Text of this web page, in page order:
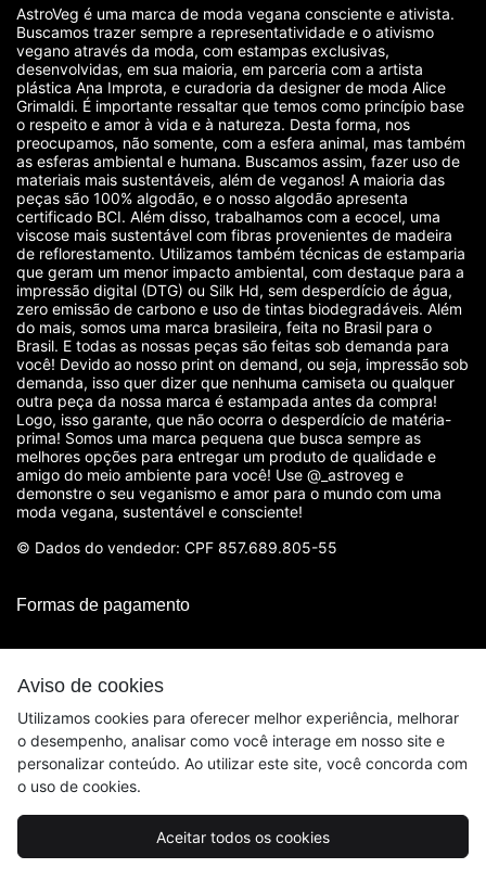
Aviso de cookies
Utilizamos cookies para oferecer melhor experiência, melhorar
o desempenho, analisar como você interage em nosso site e
personalizar conteúdo. Ao utilizar este site, você concorda com
o uso de cookies.
Aceitar todos os cookies
AstroVeg é uma marca de moda vegana consciente e ativista.
Buscamos trazer sempre a representatividade e o ativismo
vegano através da moda, com estampas exclusivas,
desenvolvidas, em sua maioria, em parceria com a artista
plástica Ana Improta, e curadoria da designer de moda Alice
Grimaldi. É importante ressaltar que temos como princípio base
o respeito e amor à vida e à natureza. Desta forma, nos
preocupamos, não somente, com a esfera animal, mas também
as esferas ambiental e humana. Buscamos assim, fazer uso de
materiais mais sustentáveis, além de veganos! A maioria das
peças são 100% algodão, e o nosso algodão apresenta
certificado BCI. Além disso, trabalhamos com a ecocel, uma
viscose mais sustentável com fibras provenientes de madeira
de reflorestamento. Utilizamos também técnicas de estamparia
que geram um menor impacto ambiental, com destaque para a
impressão digital (DTG) ou Silk Hd, sem desperdício de água,
zero emissão de carbono e uso de tintas biodegradáveis. Além
do mais, somos uma marca brasileira, feita no Brasil para o
Brasil. E todas as nossas peças são feitas sob demanda para
você! Devido ao nosso print on demand, ou seja, impressão sob
demanda, isso quer dizer que nenhuma camiseta ou qualquer
outra peça da nossa marca é estampada antes da compra!
Logo, isso garante, que não ocorra o desperdício de matéria-
prima! Somos uma marca pequena que busca sempre as
melhores opções para entregar um produto de qualidade e
amigo do meio ambiente para você! Use @_astroveg e
demonstre o seu veganismo e amor para o mundo com uma
moda vegana, sustentável e consciente!
© Dados do vendedor: CPF 857.689.805-55
Formas de pagamento